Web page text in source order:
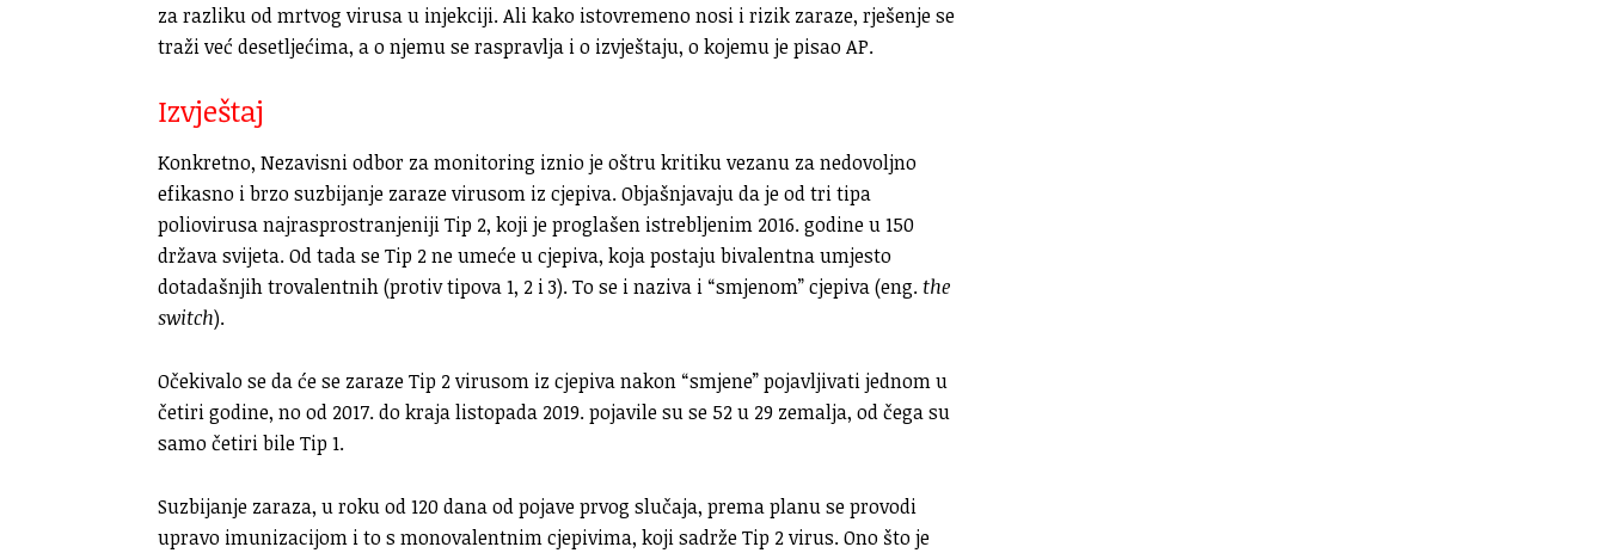
za razliku od mrtvog virusa u injekciji. Ali kako istovremeno nosi i rizik zaraze, rješenje se
traži već desetljećima, a o njemu se raspravlja i o izvještaju, o kojemu je pisao AP.
Izvještaj
Konkretno, Nezavisni odbor za monitoring iznio je oštru kritiku vezanu za nedovoljno
efikasno i brzo suzbijanje zaraze virusom iz cjepiva. Objašnjavaju da je od tri tipa
poliovirusa najrasprostranjeniji Tip 2, koji je proglašen istrebljenim 2016. godine u 150
država svijeta. Od tada se Tip 2 ne umeće u cjepiva, koja postaju bivalentna umjesto
dotadašnjih trovalentnih (protiv tipova 1, 2 i 3). To se i naziva i “smjenom” cjepiva (eng.the
switch).
Očekivalo se da će se zaraze Tip 2 virusom iz cjepiva nakon “smjene” pojavljivati jednom u
četiri godine, no od 2017. do kraja listopada 2019. pojavile su se 52 u 29 zemalja, od čega su
samo četiri bile Tip 1.
Suzbijanje zaraza, u roku od 120 dana od pojave prvog slučaja, prema planu se provodi
upravo imunizacijom i to s monovalentnim cjepivima, koji sadrže Tip 2 virus. Ono što je